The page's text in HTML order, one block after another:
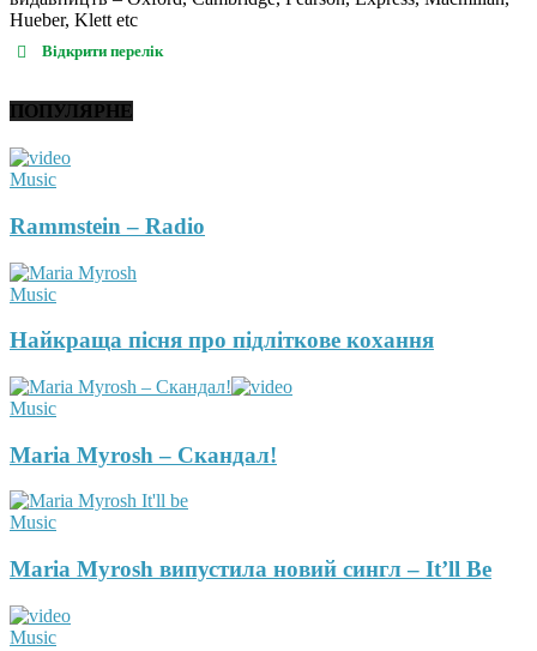
Hueber, Klett etc
Відкрити перелік
ПОПУЛЯРНЕ
Music
Rammstein – Radio
Music
Найкраща пісня про підліткове кохання
Music
Maria Myrosh – Скандал!
Music
Maria Myrosh випустила новий сингл – It’ll Be
Music